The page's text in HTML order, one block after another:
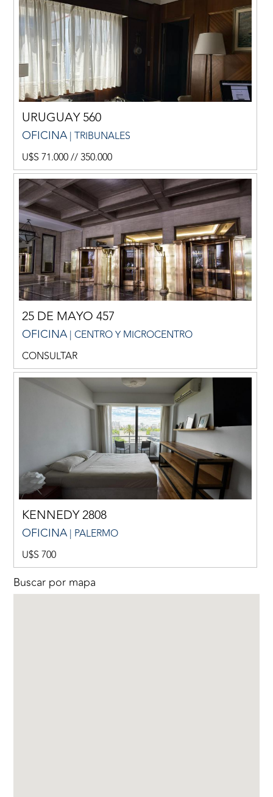
URUGUAY 560
OFICINA | TRIBUNALES
U$S 71.000 // 350.000
25 DE MAYO 457
OFICINA | CENTRO Y MICROCENTRO
CONSULTAR
KENNEDY 2808
OFICINA | PALERMO
U$S 700
Buscar por mapa